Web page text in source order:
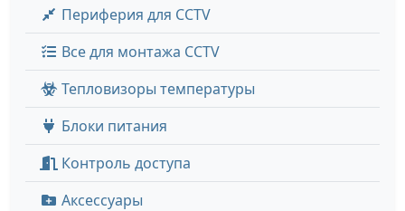
Периферия для CCTV
Все для монтажа CCTV
Тепловизоры температуры
Блоки питания
Контроль доступа
Аксессуары